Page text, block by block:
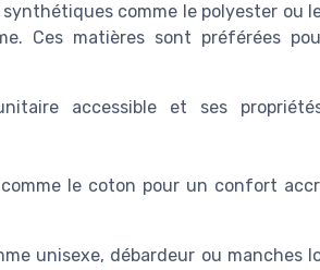
comme le polyester ou
Ces matières sont préférées
accessible et ses
le coton pour un confort
unisexe, débardeur ou manches